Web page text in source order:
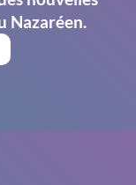
Nazaréen.